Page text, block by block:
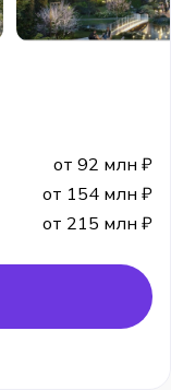
от 92 млн ₽
от 154 млн ₽
от 215 млн ₽